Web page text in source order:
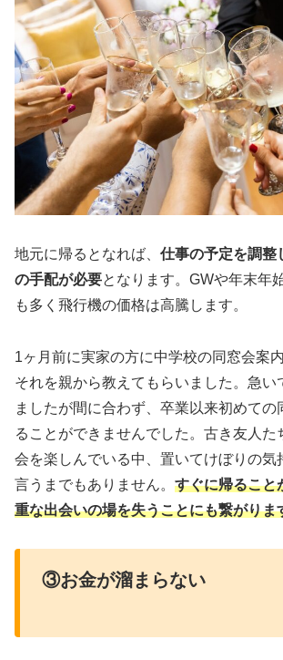
地元に帰るとなれば、 仕事の予定を調整
の手配が必要となります。GWや年末年
も多く飛行機の価格は高騰します。
1ヶ月前に実家の方に中学校の同窓会案
それを親から教えてもらいました。急い
ましたが間に合わず、卒業以来初めての
ることができませんでした。古き友人た
会を楽しんでいる中、置いてけぼりの気
言うまでもありません。 すぐに帰ること
重な出会いの場を失うことにも繋がりま
③お金が溜まらない